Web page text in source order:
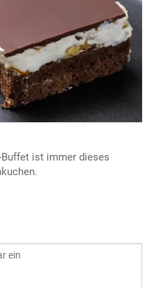
ist immer dieses